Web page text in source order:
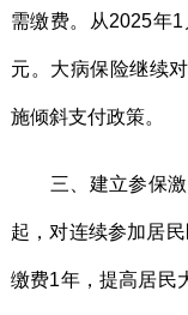
需缴费。从2025年
元。大病保险继续
施倾斜支付政策。
三、建立参保激
起，对连续参加居
缴费1年，提高居民